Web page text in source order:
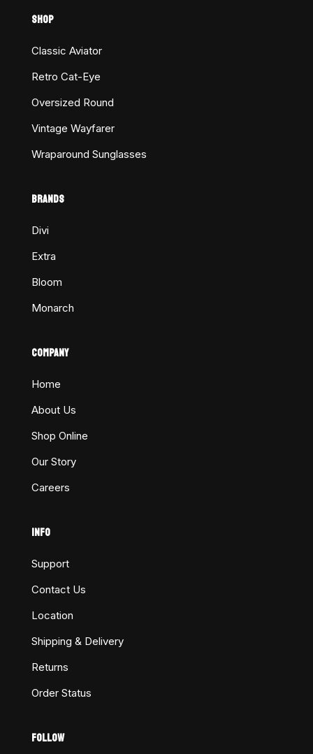
SHOP
Classic Aviator
Retro Cat-Eye
Oversized Round
Vintage Wayfarer
Wraparound Sunglasses
BRANDS
Divi
Extra
Bloom
Monarch
COMPANY
Home
About Us
Shop Online
Our Story
Careers
INFO
Support
Contact Us
Location
Shipping & Delivery
Returns
Order Status
FOLLOW